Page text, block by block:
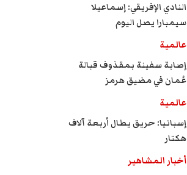
النادي الإفريقي: إسماعيلا
سيمبارا يصل اليوم
عالمية
إصابة سفينة بمقذوف قبالة
عُمان في مضيق هرمز
عالمية
إسبانيا: حريق يطال أربعة آلاف
هكتار
أخبار المشاهير